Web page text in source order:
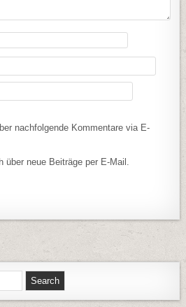
nachfolgende Kommentare via E-
über neue Beiträge per E-Mail.